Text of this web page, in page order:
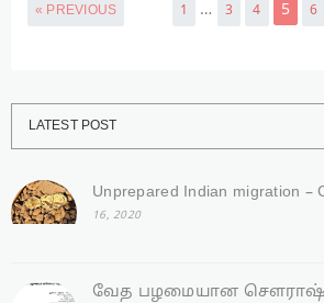
« PREVIOUS 1 … 3 4 5 6
LATEST POST
Unprepared Indian migration –
16, 2020
வேத பழமையான